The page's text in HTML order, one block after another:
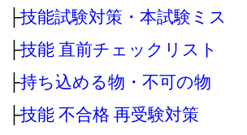
├技能試験対策・本試験ミス
├技能 直前チェックリスト
├持ち込める物・不可の物
├技能 不合格 再受験対策